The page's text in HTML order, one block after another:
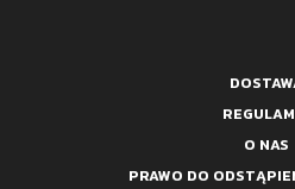
O NAS
PRAWO DO